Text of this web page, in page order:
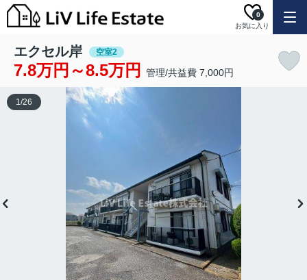
お気に入り
0
エクセル岸 空室2
7.8万円～8.5万円 管理/共益費 7,000円
1/26